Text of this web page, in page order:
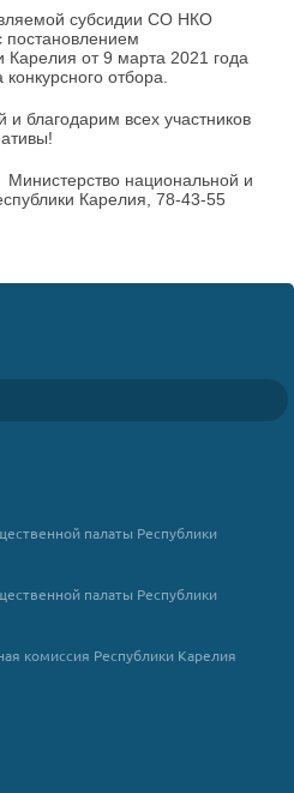
субсидии СО НКО
постановлением
Карелия от 9 марта 2021 года
отбора.
благодарим всех участников
национальной и
Карелия, 78-43-55
палаты Республики
палаты Республики
комиссия Республики Карелия